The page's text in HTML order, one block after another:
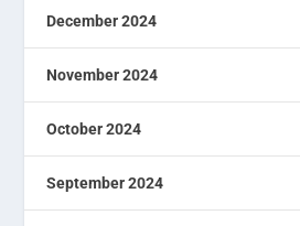
December 2024
November 2024
October 2024
September 2024